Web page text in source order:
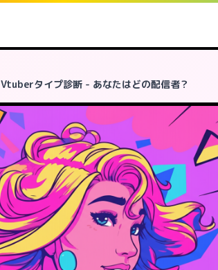
Vtuberタイプ診断 - あなたはどの配信者？